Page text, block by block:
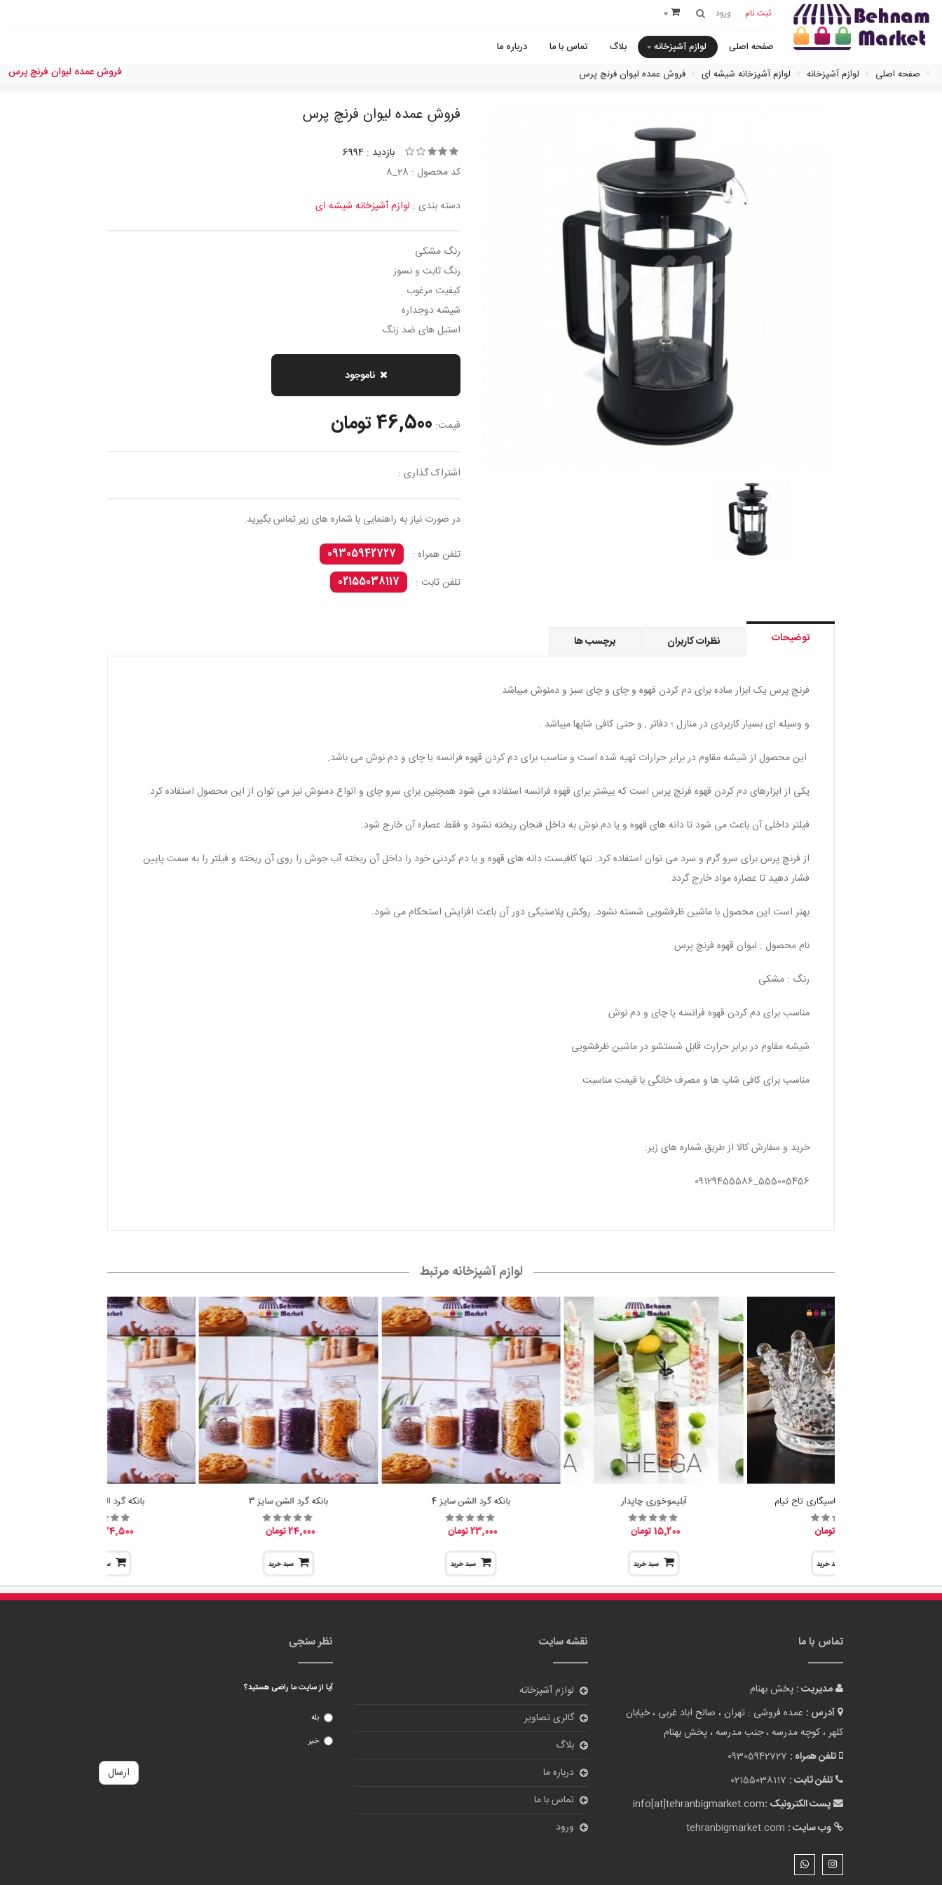
ثبت نام ورود 0
صفحه اصلی لوازم آشپزخانه بلاگ تماس با ما
درباره ما
صفحه اصلی
لوازم آشپزخانه لوازم آشپزخانه شیشه ای فروش عمده لیوان فرنچ پرس فروش عمده لیوان فرنچ پرس
فروش عمده لیوان فرنچ پرس
بازدید : 6994
کد محصول : 28_8
دسته بندی : لوازم آشپزخانه شیشه ای
رنگ مشکی
رنگ ثابت و نسوز
کیفیت مرغوب
شیشه دوجداره
استیل های ضد زنگ
ناموجود
قیمت: 46,500 تومان
اشتراک گذاری :
در صورت نیاز به راهنمایی با شماره های زیر تماس بگیرید.
تلفن همراه :
09305942727
تلفن ثابت :
02155038117
توضیحات نظرات کاربران برچسب ها
فرنچ پرس یک ابزار ساده برای دم کردن قهوه و چای و چای سبز و دمنوش میباشد.
و وسیله ای بسیار کاربردی در منازل ؛ دفاتر , و حتی کافی شاپها میباشد .
این محصول از شیشه مقاوم در برابر حرارات تهیه شده است و مناسب برای دم کردن قهوه فرانسه یا چای و دم نوش می باشد.
یکی از ابزارهای دم کردن قهوه فرنچ پرس است که بیشتر برای قهوه فرانسه استفاده می شود همچنین برای سرو چای و انواع دمنوش نیز می توان از این محصول استفاده کرد.
فیلتر داخلی آن باعث می شود تا دانه های قهوه و یا دم نوش به داخل فنجان ریخته نشود و فقط عصاره آن خارج شود.
از فرنچ پرس برای سرو گرم و سرد می توان استفاده کرد. تنها کافیست دانه های قهوه و یا دم کردنی خود را داخل آن ریخته آب جوش را روی آن ریخته و فیلتر را به سمت پایین
فشار دهید تا عصاره مواد خارج گردد.
بهتر است این محصول با ماشین ظرفشویی شسته نشود. روکش پلاستیکی دور آن باعث افزایش استحکام می شود.
نام محصول : لیوان قهوه فرنچ پرس
رنگ : مشکی
مناسب برای دم کردن قهوه فرانسه یا چای و دم نوش
شیشه مقاوم در برابر حرارت قابل شستشو در ماشین ظرفشویی
مناسب برای کافی شاپ ها و مصرف خانگی با قیمت مناسبت
خرید و سفارش کالا از طریق شماره های زیر:
555005456_09129455586
لوازم آشپزخانه مرتبط
جا شمع وارمر و جاسیگاری تاج تیام
سبد خرید
آبلیموخوری چاپدار
15,200 تومان
سبد خرید
بانکه گرد الشن سایز 4
23,000 تومان
سبد خرید
بانکه گرد الشن سایز 3
24,000 تومان
سبد خرید
بانکه گرد الشن سایز 2
24,500 تومان
سبد خرید
تماس با ما
مدیریت : پخش بهنام
آدرس : عمده فروشی : تهران ، صالح اباد غربی ، خیابان
کلهر ، کوچه مدرسه ، جنب مدرسه ، پخش بهنام
تلفن همراه : 09305942727
تلفن ثابت : 02155038117
پست الکترونیک :info[at]tehranbigmarket.com
وب سایت : tehranbigmarket.com
نقشه سایت
لوازم آشپزخانه
گالری تصاویر
بلاگ
درباره ما
تماس با ما
ورود
نظر سنجی
آیا از سایت ما راضی هستید؟
بله
خیر
ارسال